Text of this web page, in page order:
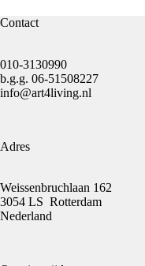
Contact
010-3130990
b.g.g. 06-51508227
info@art4living.nl
Adres
Weissenbruchlaan 162
3054 LS Rotterdam
Nederland